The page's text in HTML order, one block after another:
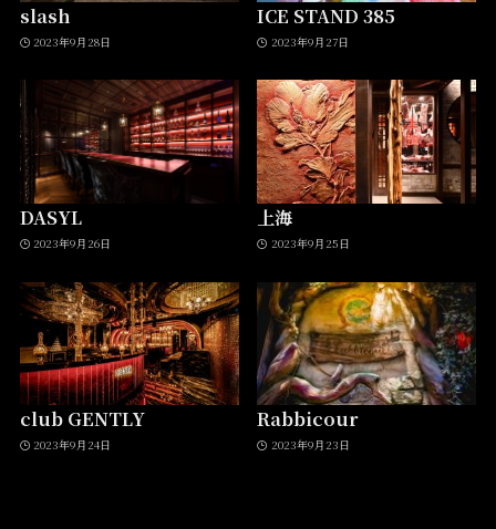
slash
2023年9月28日
ICE STAND 385
2023年9月27日
DASYL
2023年9月26日
上海
2023年9月25日
club GENTLY
2023年9月24日
Rabbicour
2023年9月23日